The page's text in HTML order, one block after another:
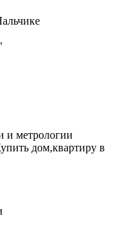
и метрологии
дом,квартиру в